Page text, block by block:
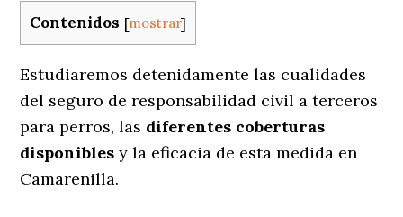
Contenidos [mostrar]
Estudiaremos detenidamente las cualidades
del seguro de responsabilidad civil a terceros
para perros, las diferentes coberturas
disponibles y la eficacia de esta medida en
Camarenilla.